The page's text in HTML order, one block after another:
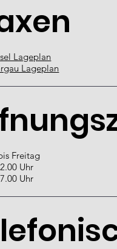
Lageplan
Lageplan
Freitag
Uhr
Uhr